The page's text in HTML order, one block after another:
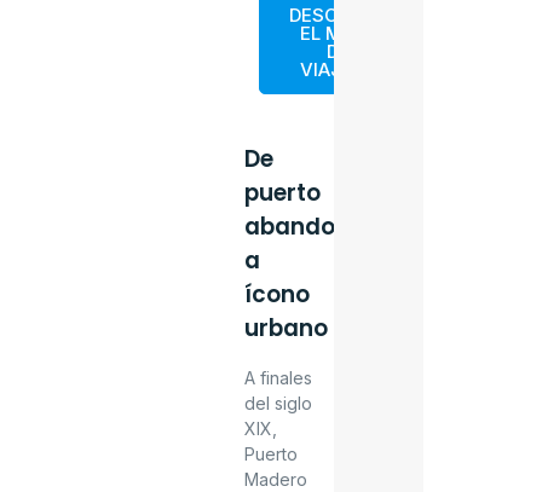
DESCARGA
EL MAPA
DE
VIAJERO
De
puerto
abandonado
a
ícono
urbano
A finales
del siglo
XIX,
Puerto
Madero